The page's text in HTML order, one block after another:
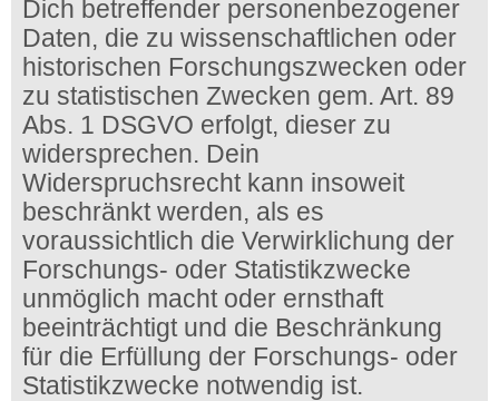
Dich betreffender personenbezogener
Daten, die zu wissenschaftlichen oder
historischen Forschungszwecken oder
zu statistischen Zwecken gem. Art. 89
Abs. 1 DSGVO erfolgt, dieser zu
widersprechen. Dein
Widerspruchsrecht kann insoweit
beschränkt werden, als es
voraussichtlich die Verwirklichung der
Forschungs- oder Statistikzwecke
unmöglich macht oder ernsthaft
beeinträchtigt und die Beschränkung
für die Erfüllung der Forschungs- oder
Statistikzwecke notwendig ist.